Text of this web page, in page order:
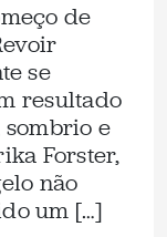
de
se
resultado
e
Forster,
não
um […]